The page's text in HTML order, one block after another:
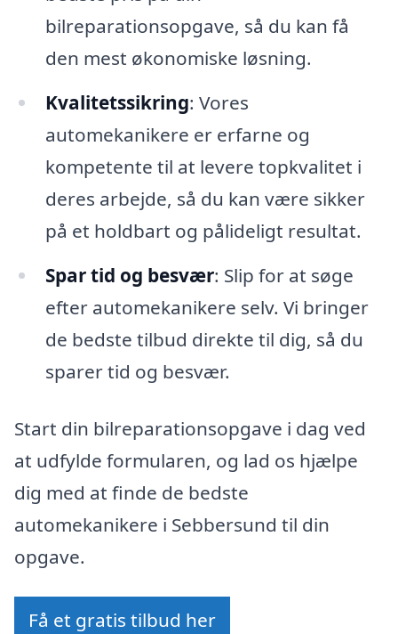
bilreparationsopgave, så du kan få
den mest økonomiske løsning.
Kvalitetssikring: Vores
automekanikere er erfarne og
kompetente til at levere topkvalitet i
deres arbejde, så du kan være sikker
på et holdbart og pålideligt resultat.
Spar tid og besvær: Slip for at søge
efter automekanikere selv. Vi bringer
de bedste tilbud direkte til dig, så du
sparer tid og besvær.
Start din bilreparationsopgave i dag ved
at udfylde formularen, og lad os hjælpe
dig med at finde de bedste
automekanikere i Sebbersund til din
opgave.
Få et gratis tilbud her